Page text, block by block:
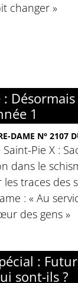
changer »
: Désormais
1
DAME N° 2107
Pie X :
dans le
les traces des
: « Au
des gens »
:
sont-ils ?